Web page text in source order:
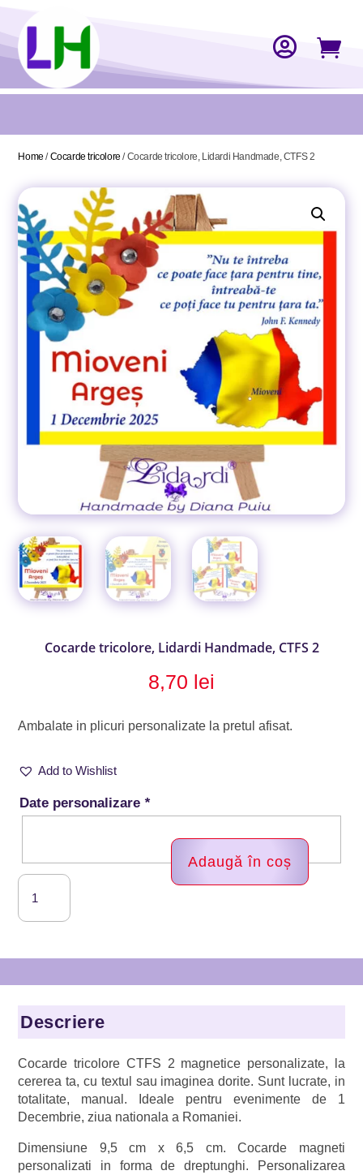
 
Home /Cocarde tricolore / Cocarde tricolore, Lidardi Handmade, CTFS 2
Cocarde tricolore, Lidardi Handmade, CTFS 2
8,70 lei
Ambalate in plicuri personalizate la pretul afisat.
Add to Wishlist
Date personalizare*
Cantitate
Cocarde
tricolore,
CTFS
Adaugă în coș
Descriere
Cocarde tricolore CTFS 2 magnetice personalizate, la
cererea ta, cu textul sau imaginea dorite. Sunt lucrate, in
totalitate, manual. Ideale pentru evenimente de 1
Decembrie, ziua nationala a Romaniei.
Dimensiune 9,5 cm x 6,5 cm. Cocarde magneti
personalizati in forma de dreptunghi. Personalizarea